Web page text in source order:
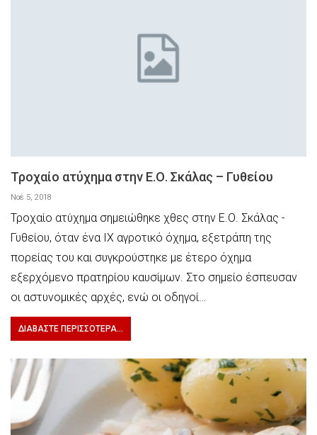
Τροχαίο ατύχημα στην Ε.Ο. Σκάλας – Γυθείου
Νοέ 5, 2018
Τροχαίο ατύχημα σημειώθηκε χθες στην Ε.Ο. Σκάλας -
Γυθείου, όταν ένα ΙΧ αγροτικό όχημα, εξετράπη της
πορείας του και συγκρούστηκε με έτερο όχημα
εξερχόμενο πρατηρίου καυσίμων. Στο σημείο έσπευσαν
οι αστυνομικές αρχές, ενώ οι οδηγοί…
ΔΙΑΒΆΣΤΕ ΠΕΡΙΣΣΌΤΕΡΑ...